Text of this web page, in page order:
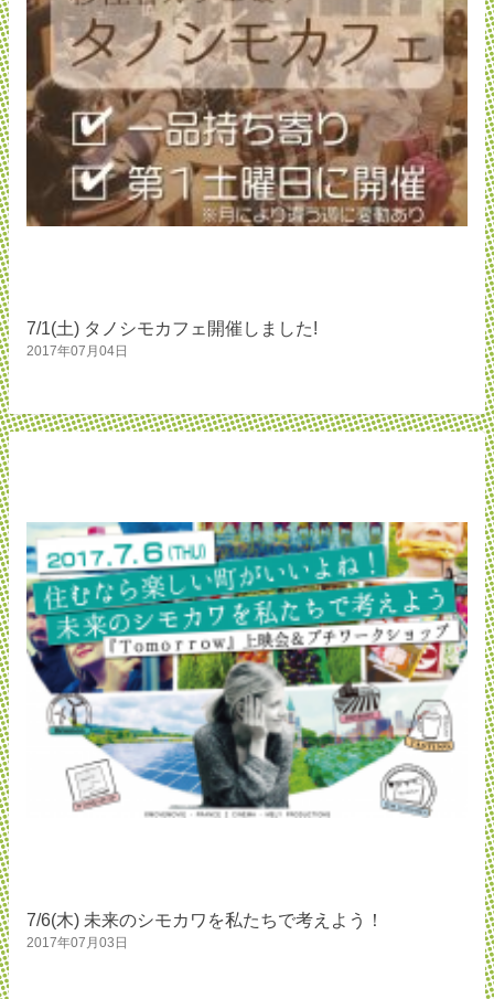
7/1(土) タノシモカフェ開催しました!
2017年07月04日
7/6(木) 未来のシモカワを私たちで考えよう！
2017年07月03日